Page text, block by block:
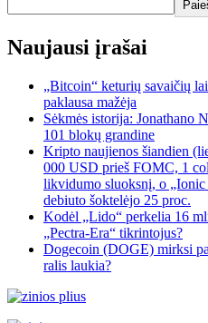
Naujausi įrašai
„Bitcoin“ keturių savaičių
paklausa mažėja
Sėkmės istorija: Jonathano
101 blokų grandine
Kripto naujienos šiandien
000 USD prieš FOMC, 1
likvidumo sluoksnį, o
debiuto šoktelėjo 25 proc.
Kodėl „Lido“ perkelia 16
„Pectra-Era“ tikrintojus?
Dogecoin (DOGE) mirksi
ralis laukia?